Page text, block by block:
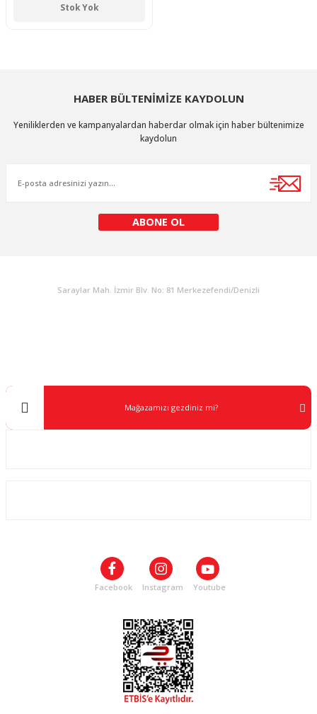
Stok Yok
HABER BÜLTENİMİZE KAYDOLUN
Yeniliklerden ve kampanyalardan haberdar olmak için haber bültenimize
kaydolun
ABONE OL
Saraylar Mah. İzmir Blv. No: 81 Merkezefendi/Denizli
Mağazamızı gezdiniz mi?
Facebook Instagram Youtube